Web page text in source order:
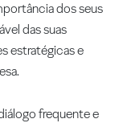
dos seus
das suas
estratégicas e
frequente e